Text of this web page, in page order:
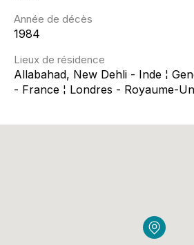
Année de décès
1984
Lieux de résidence
Allabahad, New Dehli - Inde ¦
- France ¦ Londres - Royaume-